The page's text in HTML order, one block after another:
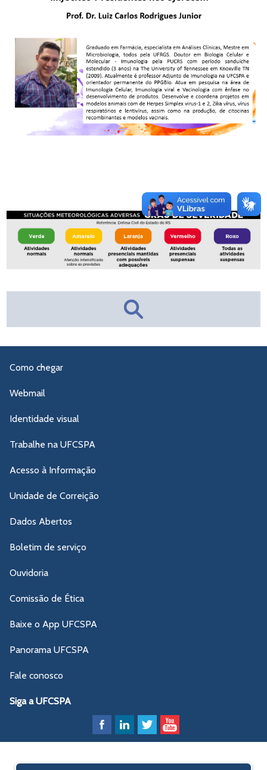
Como chegar
Webmail
Identidade visual
Trabalhe na UFCSPA
Acesso à Informação
Unidade de Correição
Dados Abertos
Boletim de serviço
Ouvidoria
Comissão de Ética
Baixe o App UFCSPA
Panorama UFCSPA
Fale conosco
Siga a UFCSPA